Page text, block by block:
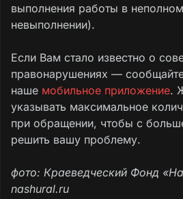
выполнения работы в
невыполнении).
Если Вам стало известно о
правонарушениях —
наше мобильное приложение.
указывать максимальное
при обращении, чтобы с
решить вашу проблему.
фото: Краеведческий Фонд
nashural.ru